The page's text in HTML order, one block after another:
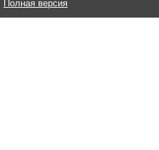
Полная версия